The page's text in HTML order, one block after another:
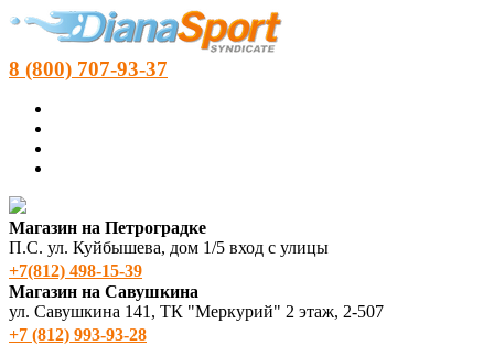
8 (800) 707-93-37
Магазин на Петроградке
П.С. ул. Куйбышева, дом 1/5 вход с улицы
+7(812) 498‑15-39
Магазин на Савушкина
ул. Савушкина 141, ТК "Меркурий" 2 этаж, 2-507
+7 (812) 993-93-28